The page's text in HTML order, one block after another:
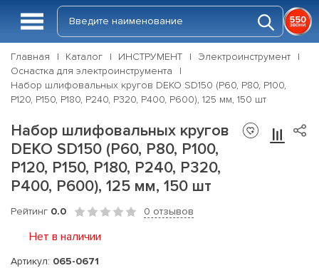
Главная Каталог ИНСТРУМЕНТ
Электроинструмент
Оснастка для электроинструмента
Набор шлифовальных кругов DEKO SD150 (P60, P80, P100,
P120, P150, P180, P240, P320, P400, P600), 125 мм, 150 шт
Набор шлифовальных кругов
DEKO SD150 (P60, P80, P100,
P120, P150, P180, P240, P320,
P400, P600), 125 мм, 150 шт
Рейтинг 0.0 0 отзывов
Нет в наличии
Артикул: 065-0671